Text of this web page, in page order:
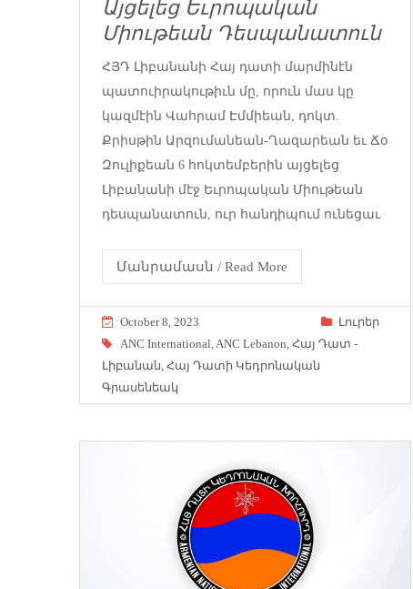
Այցելեց Եւրոպական
Միութեան Դեսպանատուն
ՀՅԴ Լիբանանի Հայ դատի մարմինէն
պատուիրակութիւն մը, որուն մաս կը
կազմէին Վահրամ Էմմիեան, դոկտ.
Քրիսթին Արզումանեան-Ղազարեան եւ Ճօ
Զուլիքեան 6 հոկտեմբերին այցելեց
Լիբանանի մէջ Եւրոպական Միութեան
դեսպանատուն, ուր հանդիպում ունեցաւ
Մանրամասն / Read More
October 8, 2023
Լուրեր
ANC International ANC Lebanon Հայ Դատ -
Լիբանան Հայ Դատի Կեդրոնական
Գրասենեակ